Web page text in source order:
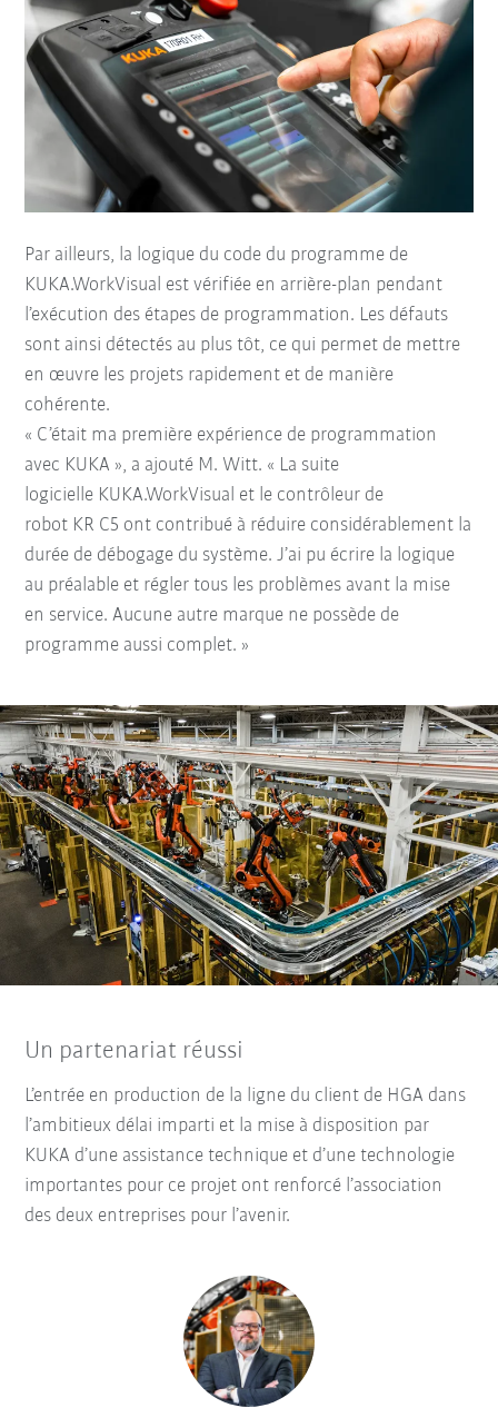
Par ailleurs, la logique du code du programme de
KUKA.WorkVisual est vérifiée en arrière-plan pendant
l’exécution des étapes de programmation. Les défauts
sont ainsi détectés au plus tôt, ce qui permet de mettre
en œuvre les projets rapidement et de manière
cohérente.
« C’était ma première expérience de programmation
avec KUKA », a ajouté M. Witt. « La suite
logicielle KUKA.WorkVisual et le contrôleur de
robot KR C5 ont contribué à réduire considérablement la
durée de débogage du système. J’ai pu écrire la logique
au préalable et régler tous les problèmes avant la mise
en service. Aucune autre marque ne possède de
programme aussi complet. »
Un partenariat réussi
L’entrée en production de la ligne du client de HGA dans
l’ambitieux délai imparti et la mise à disposition par
KUKA d’une assistance technique et d’une technologie
importantes pour ce projet ont renforcé l’association
des deux entreprises pour l’avenir.